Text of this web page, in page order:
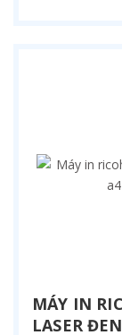
MÁY IN
LASER